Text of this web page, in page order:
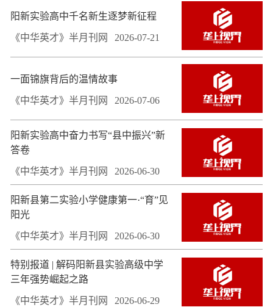
阳新实验高中千名新生逐梦新征程
《中华英才》半月刊网 2026-07-21
一面锦旗背后的温情故事
《中华英才》半月刊网 2026-07-06
阳新实验高中奋力书写“县中振兴”新
答卷
《中华英才》半月刊网 2026-06-30
阳新县第二实验小学健康第一·“育”见
阳光
《中华英才》半月刊网 2026-06-30
特别报道 | 解码阳新县实验高级中学
三年强势崛起之路
《中华英才》半月刊网 2026-06-29